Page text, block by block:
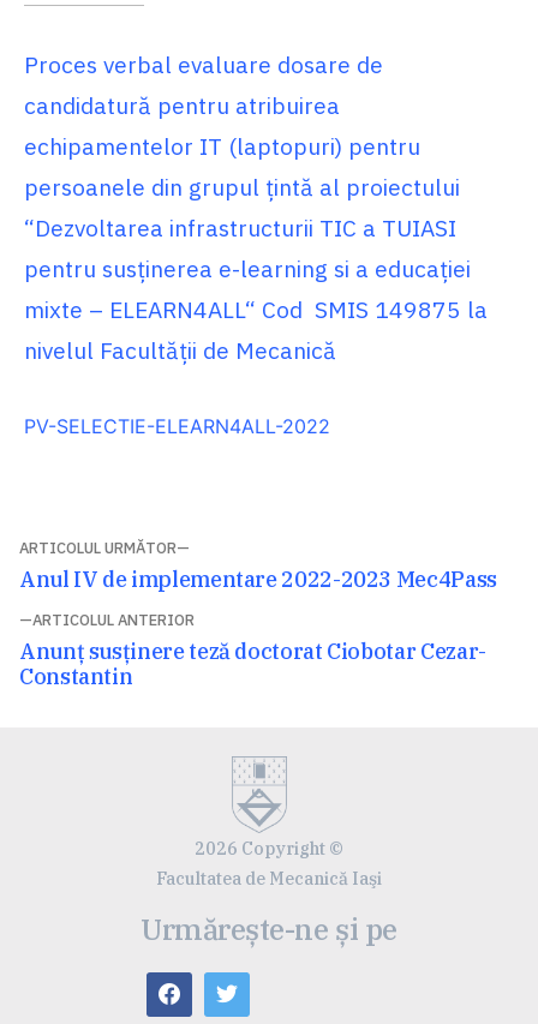
Proces verbal evaluare dosare de
candidatură pentru atribuirea
echipamentelor IT (laptopuri) pentru
persoanele din grupul ţintă al proiectului
“Dezvoltarea infrastructurii TIC a TUIASI
pentru susținerea e-learning si a educației
mixte – ELEARN4ALL“ Cod SMIS 149875 la
nivelul Facultății de Mecanică
PV-SELECTIE-ELEARN4ALL-2022
Navigare
în
articole
ARTICOLUL ANTERIOR
Articolul
anterior:
Anunț susținere teză doctorat Ciobotar Cezar-
Constantin
ARTICOLUL URMĂTOR
Articolul
Anul IV de implementare 2022-2023 Mec4Pass
2026 Copyright ©
Facultatea de Mecanică Iaşi
Urmărește-ne și pe